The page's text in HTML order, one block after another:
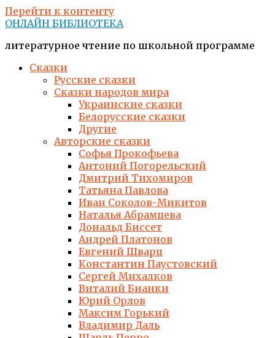
Перейти к контенту
ОНЛАЙН БИБЛИОТЕКА
литературное чтение по школьной программе
Сказки
Русские сказки
Сказки народов мира
Украинские сказки
Белорусские сказки
Другие
Авторские сказки
Софья Прокофьева
Антоний Погорельский
Дмитрий Тихомиров
Татьяна Павлова
Иван Соколов-Микитов
Наталья Абрамцева
Дональд Биссет
Андрей Платонов
Евгений Шварц
Константин Паустовский
Сергей Михалков
Виталий Бианки
Юрий Орлов
Максим Горький
Владимир Даль